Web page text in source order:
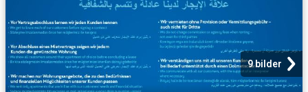
9 bilder